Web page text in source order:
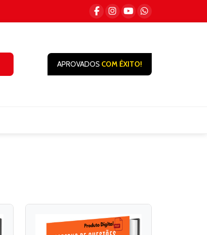
APROVADOS COM ÊXITO!